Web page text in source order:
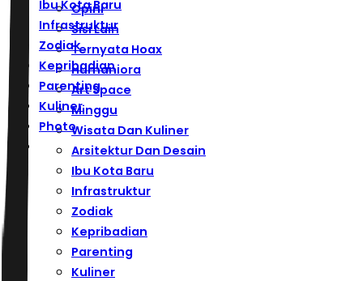
Ibu Kota Baru
Infrastruktur
Zodiak
Kepribadian
Parenting
Kuliner
Photo
Opini
Sisi Lain
Ternyata Hoax
Humaniora
Art Space
Minggu
Wisata Dan Kuliner
Arsitektur Dan Desain
Ibu Kota Baru
Infrastruktur
Zodiak
Kepribadian
Parenting
Kuliner